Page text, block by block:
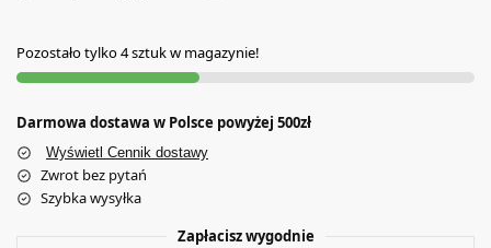
Pozostało tylko 4 sztuk w magazynie!
Darmowa dostawa w Polsce powyżej 500zł
Wyświetl Cennik dostawy
Zwrot bez pytań
Szybka wysyłka
Zapłacisz wygodnie